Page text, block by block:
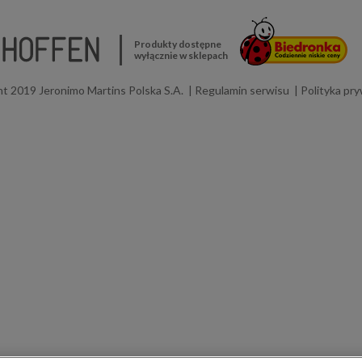
Produkty dostępne
wyłącznie w sklepach
2019 Jeronimo Martins Polska S.A. Regulamin serwisu Polityka